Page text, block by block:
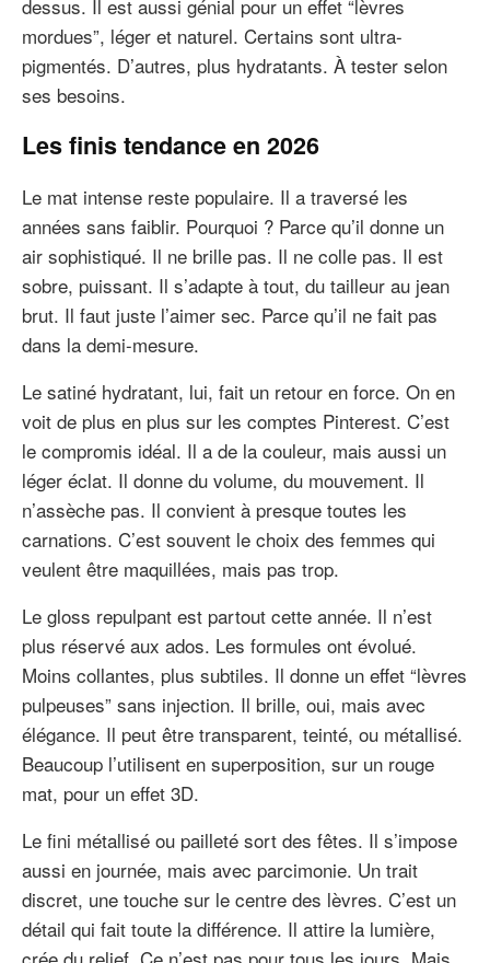
dessus. Il est aussi génial pour un effet “lèvres
mordues”, léger et naturel. Certains sont ultra-
pigmentés. D’autres, plus hydratants. À tester selon
ses besoins.
Les finis tendance en 2026
Le mat intense reste populaire. Il a traversé les
années sans faiblir. Pourquoi ? Parce qu’il donne un
air sophistiqué. Il ne brille pas. Il ne colle pas. Il est
sobre, puissant. Il s’adapte à tout, du tailleur au jean
brut. Il faut juste l’aimer sec. Parce qu’il ne fait pas
dans la demi-mesure.
Le satiné hydratant, lui, fait un retour en force. On en
voit de plus en plus sur les comptes Pinterest. C’est
le compromis idéal. Il a de la couleur, mais aussi un
léger éclat. Il donne du volume, du mouvement. Il
n’assèche pas. Il convient à presque toutes les
carnations. C’est souvent le choix des femmes qui
veulent être maquillées, mais pas trop.
Le gloss repulpant est partout cette année. Il n’est
plus réservé aux ados. Les formules ont évolué.
Moins collantes, plus subtiles. Il donne un effet “lèvres
pulpeuses” sans injection. Il brille, oui, mais avec
élégance. Il peut être transparent, teinté, ou métallisé.
Beaucoup l’utilisent en superposition, sur un rouge
mat, pour un effet 3D.
Le fini métallisé ou pailleté sort des fêtes. Il s’impose
aussi en journée, mais avec parcimonie. Un trait
discret, une touche sur le centre des lèvres. C’est un
détail qui fait toute la différence. Il attire la lumière,
crée du relief. Ce n’est pas pour tous les jours. Mais